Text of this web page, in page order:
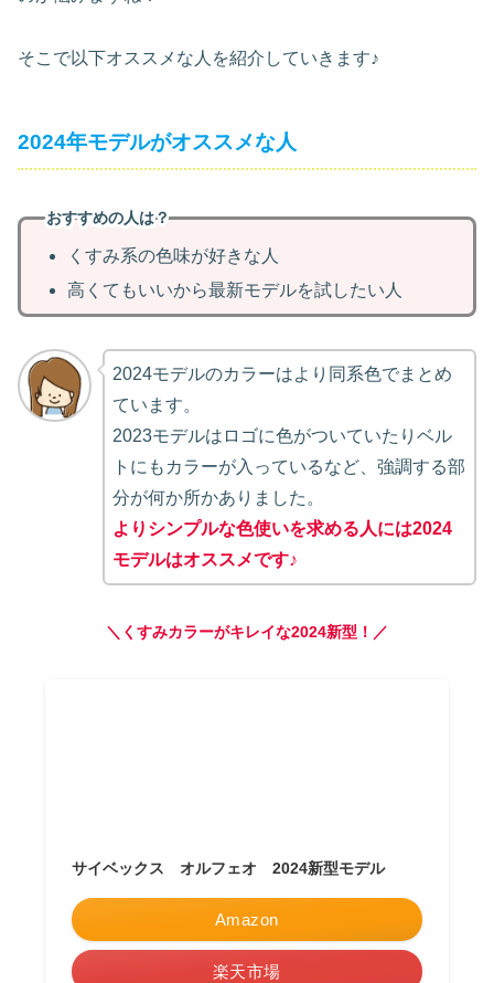
そこで以下オススメな人を紹介していきます♪
2024年モデルがオススメな人
おすすめの人は？
くすみ系の色味が好きな人
高くてもいいから最新モデルを試したい人
2024モデルのカラーはより同系色でまとめ
ています。
2023モデルはロゴに色がついていたりベル
トにもカラーが入っているなど、強調する部
分が何か所かありました。
よりシンプルな色使いを求める人には2024
モデルはオススメです♪
＼くすみカラーがキレイな2024新型！／
サイベックス オルフェオ 2024新型モデル
Amazon
楽天市場